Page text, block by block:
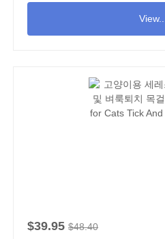
View...
$39.95 $48.40